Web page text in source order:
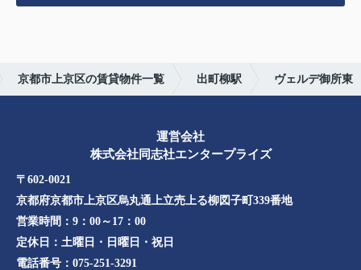
京都市上京区の賃貸物件一覧 出町柳駅 ヴェルデ御所東
運営会社
株式会社同志社エンタープライズ
〒602-0021
京都府京都市上京区烏丸通上立売上る柳図子町339番地​​
営業時間： 9：00～17：00
定休日： 土曜日・日曜日・祝日
電話番号： 075-251-3291